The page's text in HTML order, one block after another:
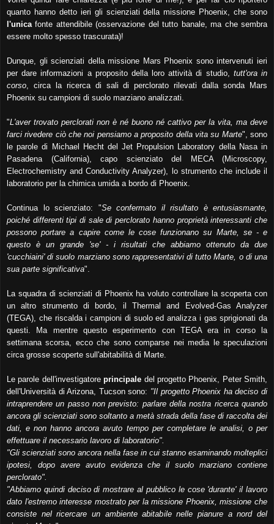
quanto hanno detto ieri gli scienziati della missione Phoenix, che sono
l'unicafonte attendibile (osservazione del tutto banale, ma che sembra
essere molto spesso trascurata)!
Dunque, gli scienziati della missione Mars Phoenix sono intervenuti ieri
per dare informazioni a proposito della loro attività di studio, tutt'ora in
corso , circa la ricerca di sali di perclorato rilevati dalla sonda Mars
Phoenix su campioni di suolo marziano analizzati.
"L'aver trovato perclorati non è né buono né cattivo per la vita, ma deve
farci rivedere ciò che noi pensiamo a proposito della vita su Marte", sono
le parole di Michael Hecht del Jet Propulsion Laboratory della Nasa in
Pasadena (California), capo scienziato del MECA (Microscopy,
Electrochemistry and Conductivity Analyzer), lo strumento che include il
laboratorio per la chimica umida a bordo di Phoenix.
Continua lo scienziato: "Se confermato il risultato è entusiasmante,
poiché differenti tipi di sale di perclorato hanno proprietà interessanti che
possono portare a capire come le cose funzionano su Marte, se - e
questo è un grande 'se' - i risultati che abbiamo ottenuto da due
'cucchiaini' di suolo marziano sono rappresentativi di tutto Marte, o di una
sua parte significativa".
La squadra di scienziati di Phoenix ha voluto controllare la scoperta con
un altro strumento di bordo, il Thermal and Evolved-Gas Analyzer
(TEGA), che riscalda i campioni di suolo ed analizza i gas sprigionati da
questi.
Ma mentre questo esperimento con TEGA era in corso la
settimana scorsa, ecco che sono comparse nei media le speculazioni
circa grosse scoperte sull'abitabilità di Marte.
Le parole dell'investigatoreprincipale del progetto Phoenix, Peter Smith,
dell'Università di Arizona, Tucson sono: "Il progetto Phoenix ha deciso di
intraprendere un passo non previsto: parlare della nostra ricerca quando
ancora gli scienziati sono soltanto a metà strada della fase di raccolta dei
dati, e non hanno ancora avuto tempo per completare le analisi, o per
effettuare il necessario lavoro di laboratorio".
"Gli scienziati sono ancora nella fase in cui stanno esaminando molteplici
ipotesi, dopo avere avuto evidenza che il suolo marziano contiene
perclorato".
"Abbiamo quindi deciso di mostrare al pubblico le cose 'durante' il lavoro
dato l'estremo interesse mostrato per la missione Phoenix, missione che
consiste nel ricercare un ambiente abitabile nelle pianure a nord del